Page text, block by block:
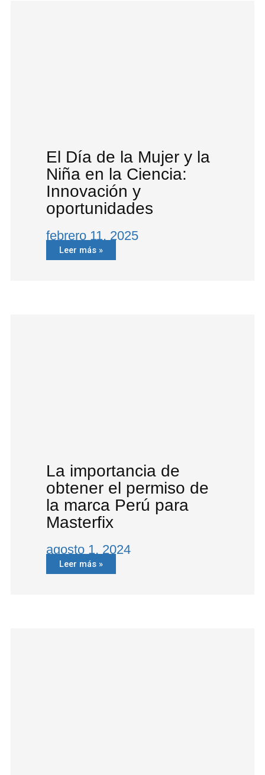
El Día de la Mujer y la
Niña en la Ciencia:
Innovación y
oportunidades
febrero 11, 2025
Leer más »
La importancia de
obtener el permiso de
la marca Perú para
Masterfix
agosto 1, 2024
Leer más »